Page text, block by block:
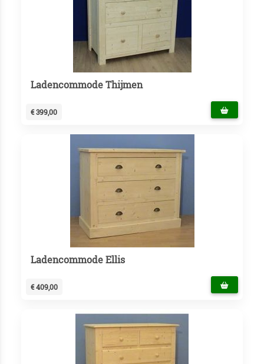
Ladencommode Thijmen
€ 399,00
Ladencommode Ellis
€ 409,00